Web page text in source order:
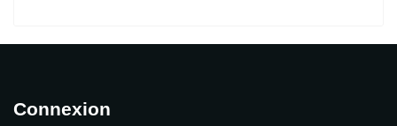
Connexion